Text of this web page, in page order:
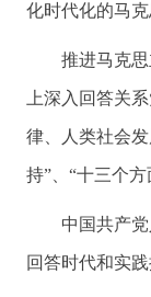
化时代化的马
推进马克
上深入回答关
律、人类社会
持”、“十三个
中国共产
回答时代和实